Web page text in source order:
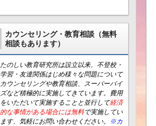
カウンセリング・教育相談（無料
相談もあります）
たのしい教育研究所は設立以来、不登校・
学習・友達関係はじめ様々な問題について
カウンセリングや教育相談、スーパーバイ
ズなど積極的に実施してきています。費用
をいただいて実施することと並行して経済
的な事情がある場合には無料で実施してい
ます、気軽にお問い合わせください。
※カ